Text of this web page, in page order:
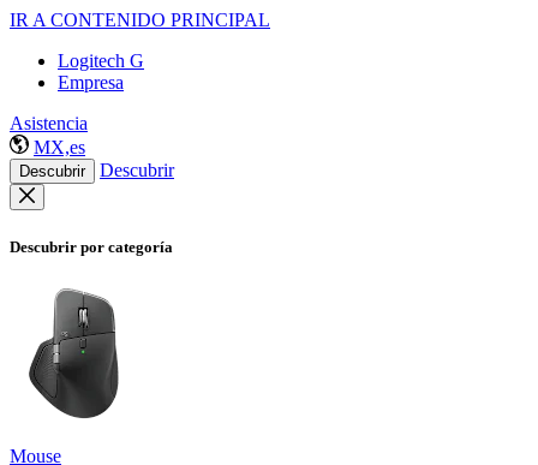
IR A CONTENIDO PRINCIPAL
Logitech G
Empresa
Asistencia
MX,es
Descubrir Descubrir
Descubrir por categoría
Mouse